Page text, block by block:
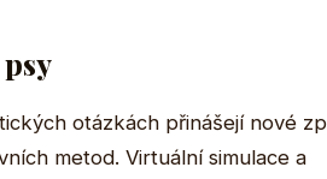
otázkách přinášejí nové
metod. Virtuální simulace a